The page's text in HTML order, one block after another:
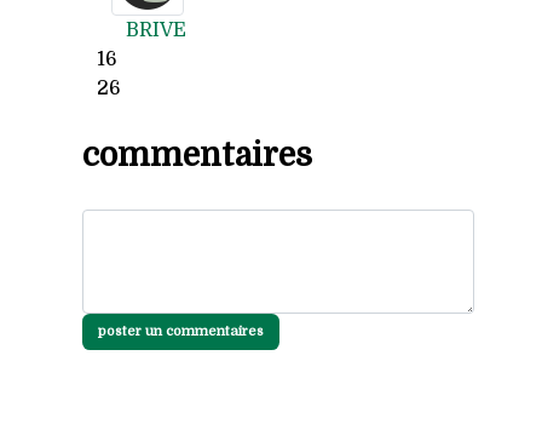
BRIVE
16
26
commentaires
poster un commentaires